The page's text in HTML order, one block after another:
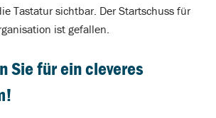
Tastatur sichtbar. Der Startschuss für
ist gefallen.
Sie für ein cleveres